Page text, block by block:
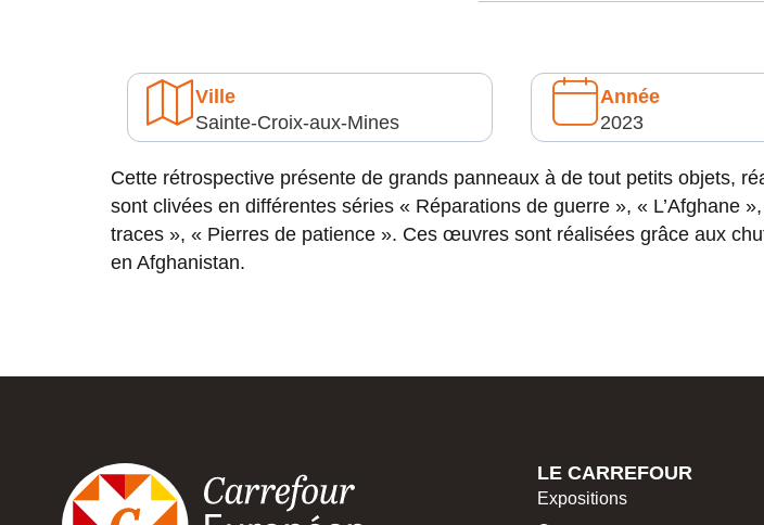
Ville
Sainte-Croix-aux-Mines
Année
2023
Cette rétrospective présente de grands panneaux à de tout petits objets,
sont clivées en différentes séries « Réparations de guerre », « L’Afghane
traces », « Pierres de patience ». Ces œuvres sont réalisées grâce aux
en Afghanistan.
LE CARREFOUR
Expositions